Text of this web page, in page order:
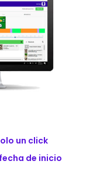
un click
de inicio